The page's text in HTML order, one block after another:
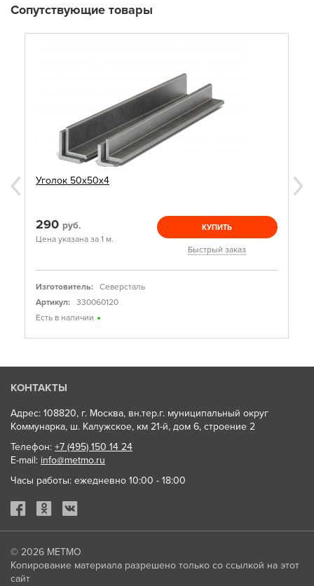
Сопутствующие товары
Уголок 50х50х4
290 руб.
Цена указана за 1 м.
КУПИТЬ
Быстрый заказ
Изготовитель:
Северсталь
Артикул:
330060120
Есть в наличии
КОНТАКТЫ
Адрес: 108820, г. Москва, вн.тер.г. муниципальный округ
Коммунарка, ш. Калужское, км 21-й, дом 6, строение 2
Телефон: +7 (495) 150 14 24
E-mail: info@metmo.ru
Часы работы: ежедневно 10:00 - 18:00
© 2026 МЕТМО
Копирование материала разрешено только со ссылкой на этот
сайт